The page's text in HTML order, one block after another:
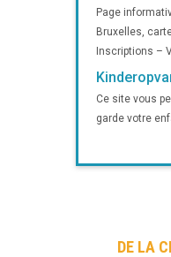
Page
Bruxelles,
Inscriptions –
Ce site vous
garde votre
DE LA